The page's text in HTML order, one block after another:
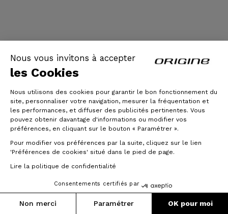
Nous vous invitons à accepter
les Cookies
Nous utilisons des cookies pour garantir le bon fonctionnement du
site, personnaliser votre navigation, mesurer la fréquentation et
les performances, et diffuser des publicités pertinentes. Vous
pouvez obtenir davantage d'informations ou modifier vos
préférences, en cliquant sur le bouton « Paramétrer ».
Pour modifier vos préférences par la suite, cliquez sur le lien
'Préférences de cookies' situé dans le pied de page.
Lire la politique de confidentialité
Consentements certifiés par
Non merci Paramétrer OK pour moi
© Origine Cycles